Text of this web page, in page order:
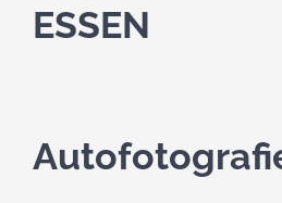
ESSEN